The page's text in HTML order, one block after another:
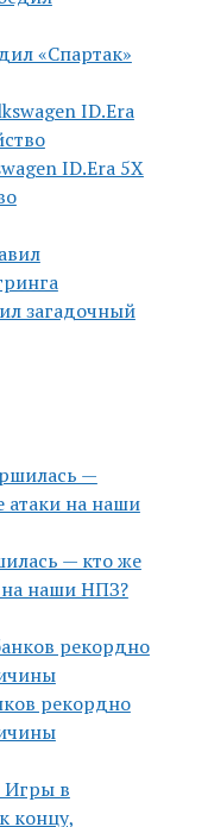
«Спартак»
ID.Era 5X
загадочный
— кто же
наши НПЗ?
рекордно